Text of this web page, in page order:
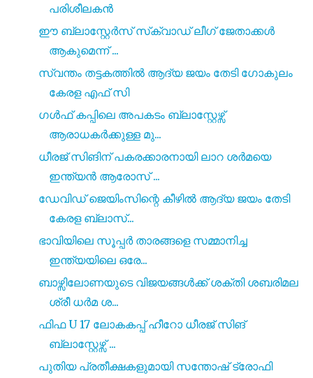
പരിശീലകൻ
ഈ ബ്ലാസ്റ്റേർസ് സ്‌ക്വാഡ് ലീഗ് ജേതാക്കൾ
ആകുമെന്ന് ...
സ്വന്തം തട്ടകത്തിൽ ആദ്യ ജയം തേടി ഗോകുലം
കേരള എഫ് സി
ഗൾഫ് കപ്പിലെ അപകടം ബ്ലാസ്റ്റേഴ്സ്
ആരാധകർക്കുള്ള മു...
ധീരജ് സിങിന് പകരക്കാരനായി ലാറ ശർമയെ
ഇന്ത്യൻ ആരോസ് ...
ഡേവിഡ് ജെയിംസിന്റെ കീഴിൽ ആദ്യ ജയം തേടി
കേരള ബ്ലാസ്...
ഭാവിയിലെ സൂപ്പർ താരങ്ങളെ സമ്മാനിച്ച
ഇന്ത്യയിലെ ഒരേ...
ബാഴ്സിലോണയുടെ വിജയങ്ങൾക്ക് ശക്തി ശബരിമല
ശ്രീ ധർമ ശ...
ഫിഫ U 17 ലോകകപ്പ് ഹീറോ ധീരജ് സിങ്
ബ്ലാസ്റ്റേഴ്സ്‌ ...
പുതിയ പ്രതീക്ഷകളുമായി സന്തോഷ് ട്രോഫി